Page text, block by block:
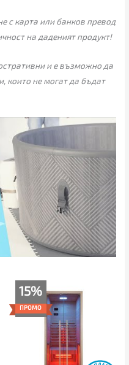
с карта или банков превод
на даденият продукт!
и е възможно да
които не могат да бъдат
15%
ПРОМО